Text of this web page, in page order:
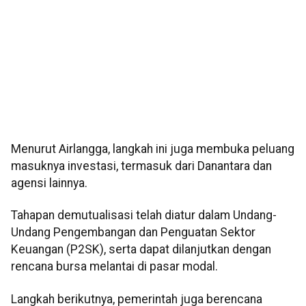
Menurut Airlangga, langkah ini juga membuka peluang
masuknya investasi, termasuk dari Danantara dan
agensi lainnya.
Tahapan demutualisasi telah diatur dalam Undang-
Undang Pengembangan dan Penguatan Sektor
Keuangan (P2SK), serta dapat dilanjutkan dengan
rencana bursa melantai di pasar modal.
Langkah berikutnya, pemerintah juga berencana